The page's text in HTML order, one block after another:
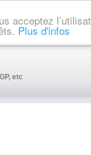
acceptez
Plus d'infos
etc